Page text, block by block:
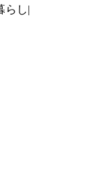
らし